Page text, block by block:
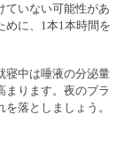
ていない可能性があ
めに、1本1本時間を
寝中は唾液の分泌量
まります。夜のブラ
落としましょう。